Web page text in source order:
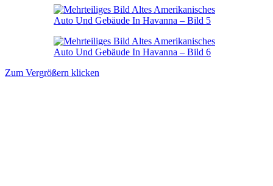
Zum Vergrößern klicken